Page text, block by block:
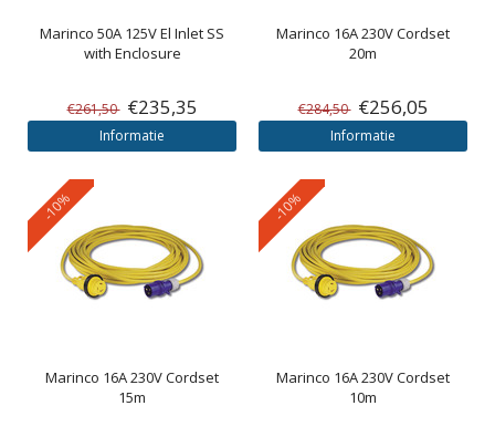
Marinco 50A 125V El Inlet SS
with Enclosure
€261,50 €235,35
Informatie
Marinco 16A 230V Cordset
20m
€284,50 €256,05
Informatie
-10%
Marinco 16A 230V Cordset
15m
-10%
Marinco 16A 230V Cordset
10m